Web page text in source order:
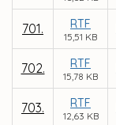
701. RTF
15,51 KB
702. RTF
15,78 KB
703. RTF
12,63 KB